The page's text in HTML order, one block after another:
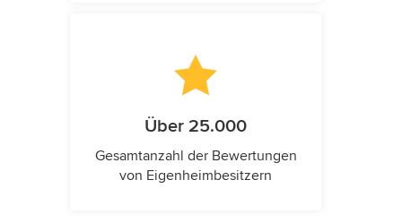
Über 25.000
Gesamtanzahl der Bewertungen
von Eigenheimbesitzern